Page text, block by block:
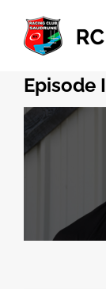
Passer
contenu
Episode